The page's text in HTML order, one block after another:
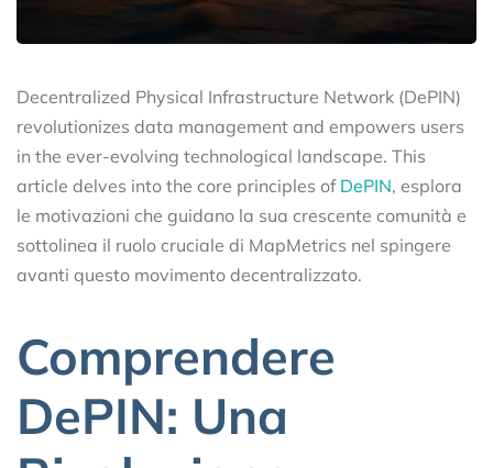
Decentralized Physical Infrastructure Network (DePIN)
revolutionizes data management and empowers users
in the ever-evolving technological landscape. This
article delves into the core principles of DePIN, esplora
le motivazioni che guidano la sua crescente comunità e
sottolinea il ruolo cruciale di MapMetrics nel spingere
avanti questo movimento decentralizzato.
Comprendere
DePIN: Una